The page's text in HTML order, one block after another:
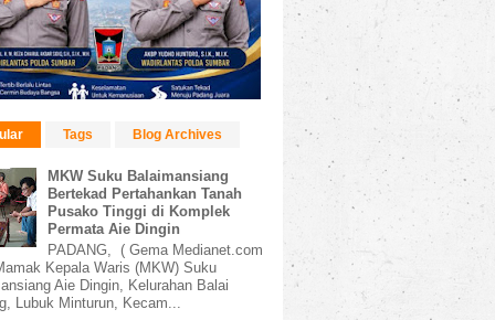
Tags Blog Archives
MKW Suku Balaimansiang
Bertekad Pertahankan Tanah
Pusako Tinggi di Komplek
Permata Aie Dingin
PADANG, ( Gema Medianet.com
Kepala Waris (MKW) Suku
Aie Dingin, Kelurahan Balai
Lubuk Minturun, Kecam...